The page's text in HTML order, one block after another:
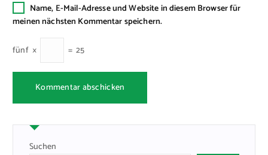
Name, E-Mail-Adresse und Website in diesem Browser für
meinen nächsten Kommentar speichern.
fünf × = 25
Suchen